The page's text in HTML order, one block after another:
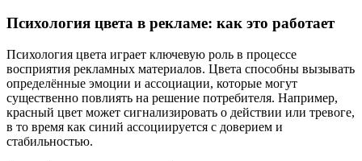
Психология цвета в рекламе: как это работает
Психология цвета играет ключевую роль в процессе
восприятия рекламных материалов. Цвета способны вызывать
определённые эмоции и ассоциации, которые могут
существенно повлиять на решение потребителя. Например,
красный цвет может сигнализировать о действии или тревоге,
в то время как синий ассоциируется с доверием и
стабильностью.